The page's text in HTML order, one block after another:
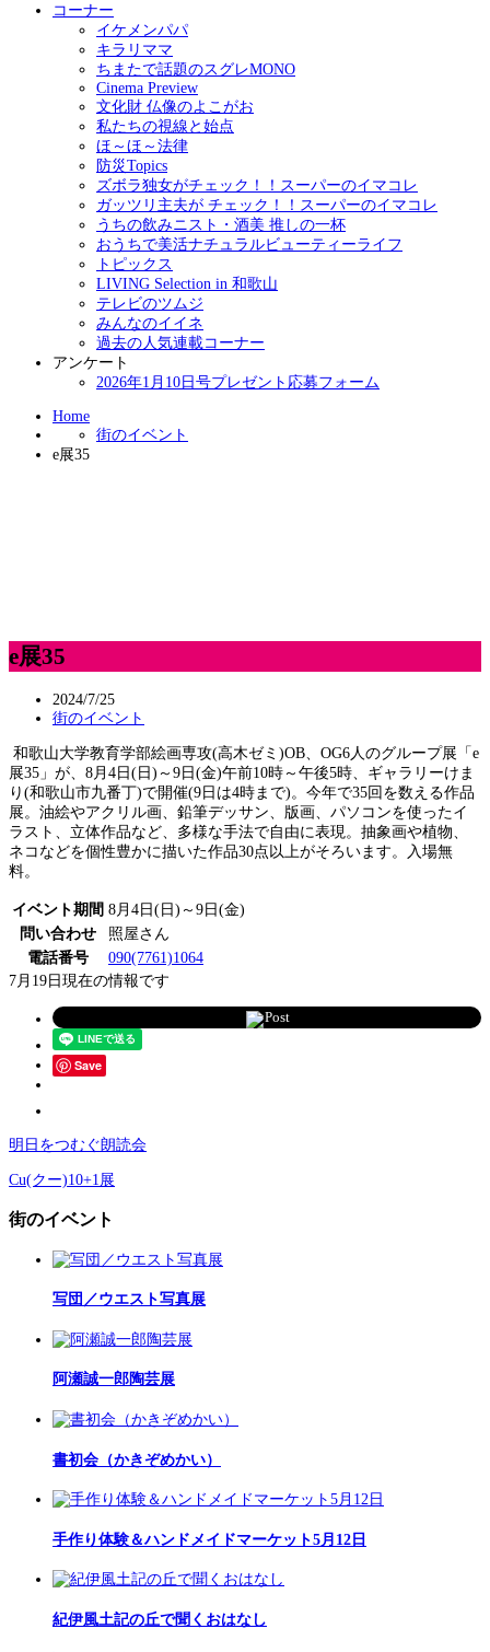
コーナー
イケメンパパ
キラリママ
ちまたで話題のスグレMONO
Cinema Preview
文化財 仏像のよこがお
私たちの視線と始点
ほ～ほ～法律
防災Topics
ズボラ独女がチェック！！スーパーのイマコレ
ガッツリ主夫が チェック！！スーパーのイマコレ
うちの飲みニスト・酒美 推しの一杯
おうちで美活ナチュラルビューティーライフ
トピックス
LIVING Selection in 和歌山
テレビのツムジ
みんなのイイネ
過去の人気連載コーナー
アンケート
2026年1月10日号プレゼント応募フォーム
Home
街のイベント
e展35
e展35
2024/7/25
街のイベント
和歌山大学教育学部絵画専攻(高木ゼミ)OB、OG6人のグループ展「e
展35」が、8月4日(日)～9日(金)午前10時～午後5時、ギャラリーけま
り(和歌山市九番丁)で開催(9日は4時まで)。今年で35回を数える作品
展。油絵やアクリル画、鉛筆デッサン、版画、パソコンを使ったイ
ラスト、立体作品など、多様な手法で自由に表現。抽象画や植物、
ネコなどを個性豊かに描いた作品30点以上がそろいます。入場無
料。
イベント期間 8月4日(日)～9日(金)
問い合わせ
照屋さん
電話番号
090(7761)1064
7月19日現在の情報です
Post
Save
明日をつむぐ朗読会
Cu(クー)10+1展
街のイベント
写団／ウエスト写真展
阿瀬誠一郎陶芸展
書初会（かきぞめかい）
手作り体験＆ハンドメイドマーケット5月12日
紀伊風土記の丘で聞くおはなし